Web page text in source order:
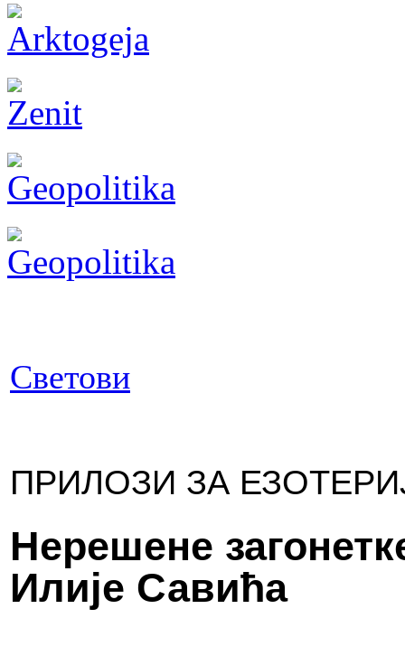
Светови
ПРИ­ЛО­ЗИ ЗА
Не­ре­ше­не
Или­је Савића